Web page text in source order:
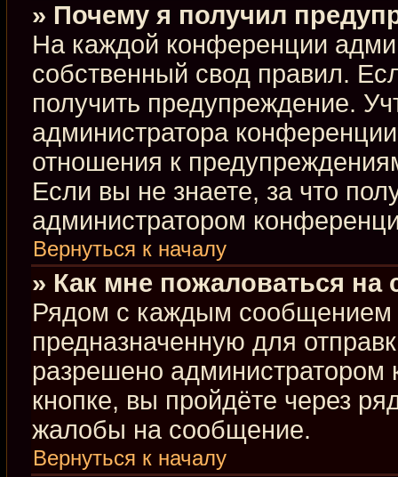
» Почему я получил
На каждой конференции
собственный свод правил.
получить предупреждение.
администратора
отношения к
Если вы не знаете, за что
администратором
Вернуться к началу
» Как мне пожаловаться
Рядом с каждым сообщением
предназначенную для
разрешено
кнопке, вы пройдёте через
жалобы на сообщение.
Вернуться к началу